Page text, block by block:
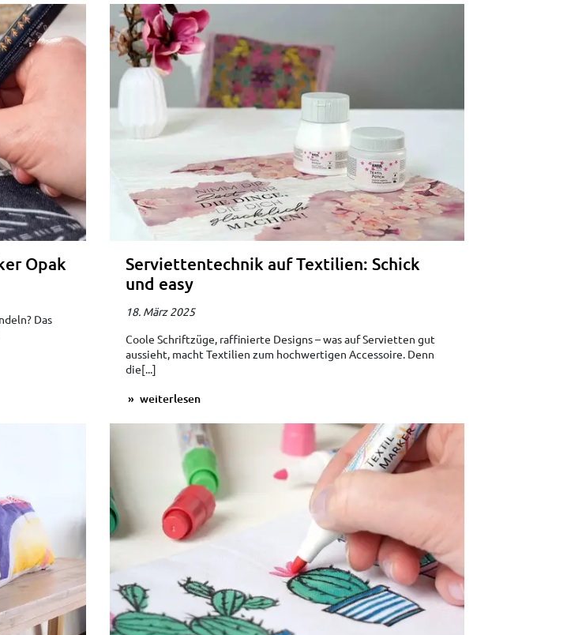
Opak
Das
Serviettentechnik auf Textilien: Schick
und easy
18. März 2025
Coole Schriftzüge, raffinierte Designs – was auf Servietten gut
aussieht, macht Textilien zum hochwertigen Accessoire. Denn
die[...]
weiterlesen